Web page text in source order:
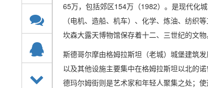
65万，包括郊区154万（1982）。是现代化
（电机、造船、机车）、化学、炼油、纺织
坎森大露天博物馆保存着十二、三世纪的文
斯德哥尔摩由格姆拉斯坦（老城）城堡建筑
以及其他设施主要集中在格姆拉斯坦以北的
德玛尔姆街则是艺术家和年轻人聚集之处；